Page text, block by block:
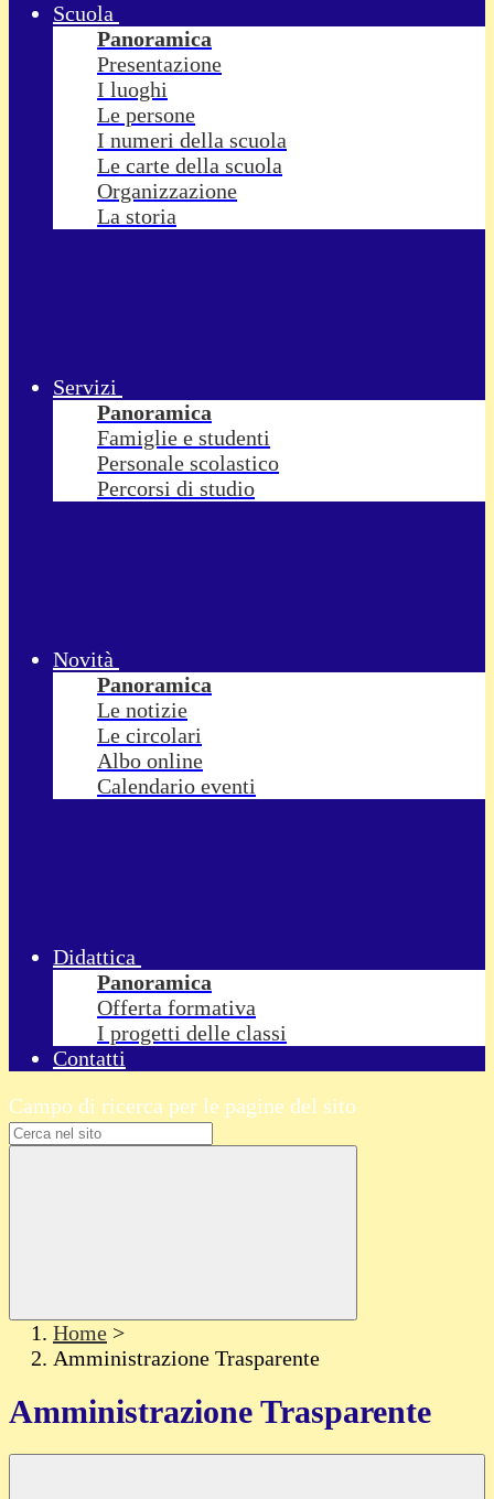
Scuola
Panoramica
Presentazione
I luoghi
Le persone
I numeri della scuola
Le carte della scuola
Organizzazione
La storia
Servizi
Panoramica
Famiglie e studenti
Personale scolastico
Percorsi di studio
Novità
Panoramica
Le notizie
Le circolari
Albo online
Calendario eventi
Didattica
Panoramica
Offerta formativa
I progetti delle classi
Contatti
Campo di ricerca per le pagine del sito
Home >
Amministrazione Trasparente
Amministrazione Trasparente